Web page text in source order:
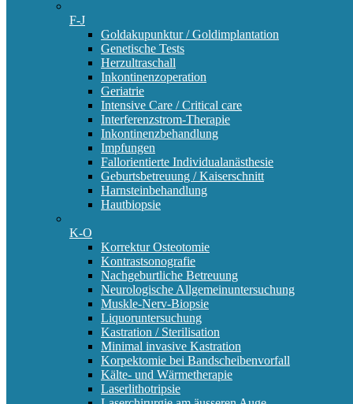
F-J
Goldakupunktur / Goldimplantation
Genetische Tests
Herzultraschall
Inkontinenzoperation
Geriatrie
Intensive Care / Critical care
Interferenzstrom-Therapie
Inkontinenzbehandlung
Impfungen
Fallorientierte Individualanästhesie
Geburtsbetreuung / Kaiserschnitt
Harnsteinbehandlung
Hautbiopsie
K-O
Korrektur Osteotomie
Kontrastsonografie
Nachgeburtliche Betreuung
Neurologische Allgemeinuntersuchung
Muskle-Nerv-Biopsie
Liquoruntersuchung
Kastration / Sterilisation
Minimal invasive Kastration
Korpektomie bei Bandscheibenvorfall
Kälte- und Wärmetherapie
Laserlithotripsie